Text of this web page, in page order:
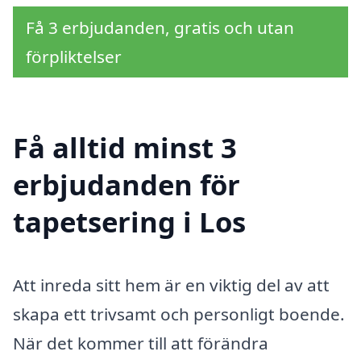
Få 3 erbjudanden, gratis och utan
förpliktelser
Få alltid minst 3
erbjudanden för
tapetsering i Los
Att inreda sitt hem är en viktig del av att
skapa ett trivsamt och personligt boende.
När det kommer till att förändra